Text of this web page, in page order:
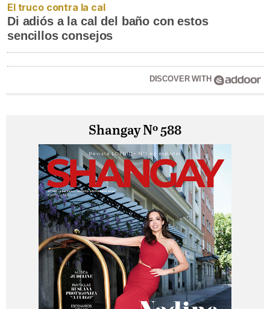
El truco contra la cal
Di adiós a la cal del baño con estos
sencillos consejos
DISCOVER WITH
Shangay Nº 588